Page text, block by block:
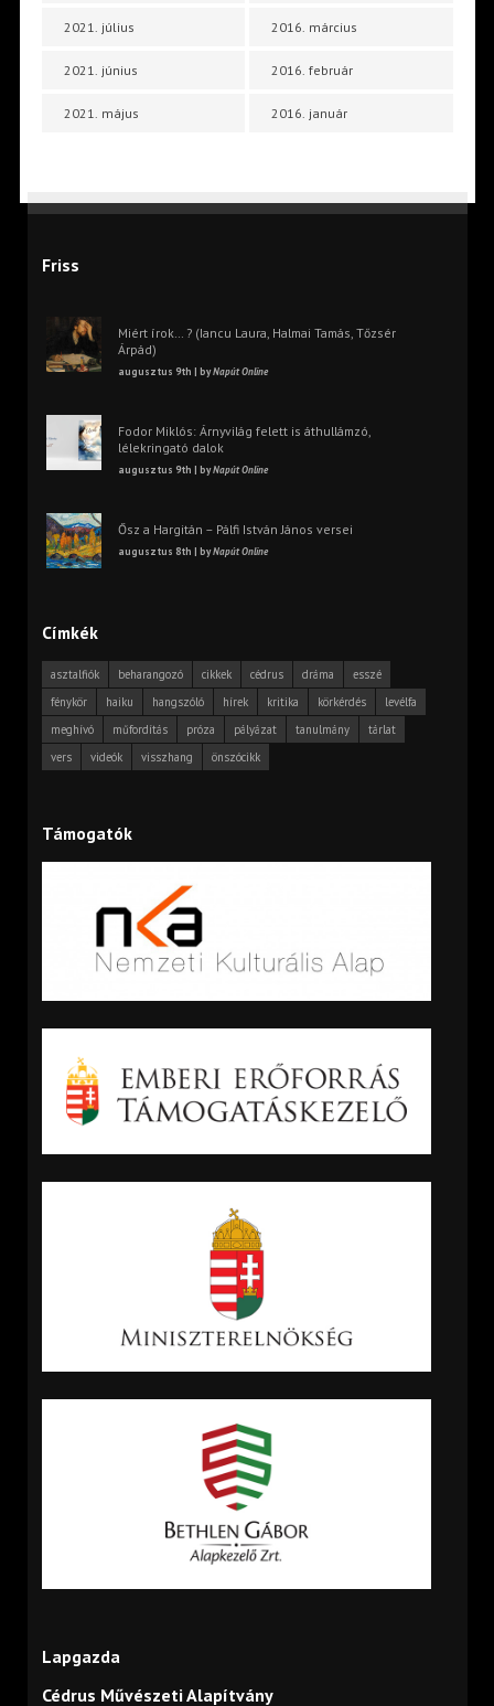
2021. július
2021. június
2021. május
2016. március
2016. február
2016. január
Friss
Miért írok… ? (Iancu Laura, Halmai Tamás, Tőzsér
Árpád)
augusztus 9th | byNapút Online
Fodor Miklós: Árnyvilág felett is áthullámzó,
lélekringató dalok
augusztus 9th | byNapút Online
Ősz a Hargitán – Pálfi István János versei
augusztus 8th | byNapút Online
Címkék
asztalfiók beharangozó cikkek cédrus dráma
esszé
fénykör
haiku hangszóló hírek kritika körkérdés
levélfa
meghívó
műfordítás próza pályázat tanulmány
tárlat
vers
videók visszhang önszócikk
Támogatók
Lapgazda
Cédrus Művészeti Alapítvány